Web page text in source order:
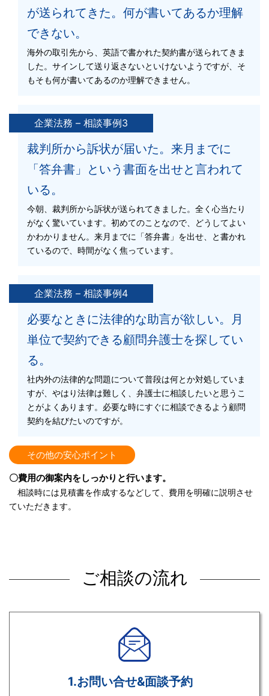
が送られてきた。何が書いてあるか理解
できない。
海外の取引先から、英語で書かれた契約書が送られてきま
した。サインして送り返さないといけないようですが、そ
もそも何が書いてあるのか理解できません。
企業法務 – 相談事例3
裁判所から訴状が届いた。来月までに
「答弁書」という書面を出せと言われて
いる。
今朝、裁判所から訴状が送られてきました。全く心当たり
がなく驚いています。初めてのことなので、どうしてよい
かわかりません。来月までに「答弁書」を出せ、と書かれ
ているので、時間がなく焦っています。
企業法務 – 相談事例4
必要なときに法律的な助言が欲しい。月
単位で契約できる顧問弁護士を探してい
る。
社内外の法律的な問題について普段は何とか対処していま
すが、やはり法律は難しく、弁護士に相談したいと思うこ
とがよくあります。必要な時にすぐに相談できるよう顧問
契約を結びたいのですが。
その他の安心ポイント
〇費用の御案内をしっかりと行います。
相談時には見積書を作成するなどして、費用を明確に説明させ
ていただきます。
ご相談の流れ
1.お問い合せ&面談予約